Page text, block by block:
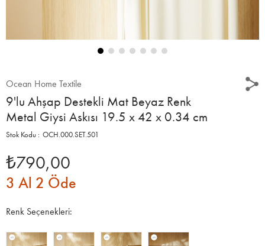
Ocean Home Textile
9'lu Ahşap Destekli Mat Beyaz Renk
Metal Giysi Askısı 19.5 x 42 x 0.34 cm
OCH.000.SET.501
₺790,00
3 Al 2 Öde
Renk Seçenekleri: